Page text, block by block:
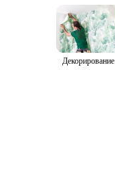
Декорирование